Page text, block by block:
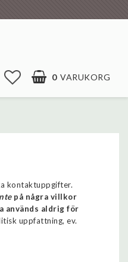
0 VARUKORG
kontaktuppgifter.
på några villkor
används aldrig för
uppfattning, ev.